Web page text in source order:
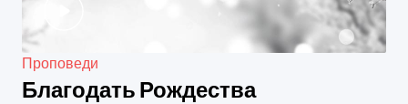
Проповеди
Благодать Рождества